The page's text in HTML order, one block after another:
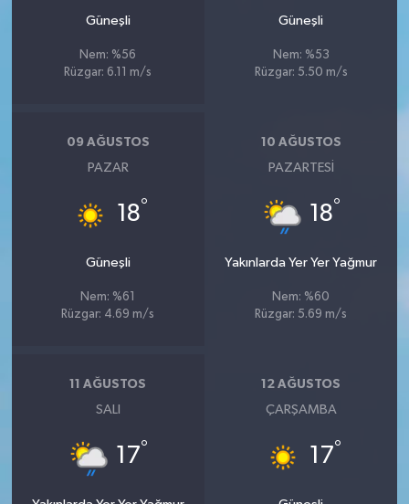
Güneşli
Nem: %56
Rüzgar: 6.11 m/s
Güneşli
Nem: %53
Rüzgar: 5.50 m/s
09 AĞUSTOS
PAZAR
18°
Güneşli
Nem: %61
Rüzgar: 4.69 m/s
10 AĞUSTOS
PAZARTESI
18°
Yakınlarda Yer Yer Yağmur
Nem: %60
Rüzgar: 5.69 m/s
11 AĞUSTOS
SALI
17°
12 AĞUSTOS
ÇARŞAMBA
17°